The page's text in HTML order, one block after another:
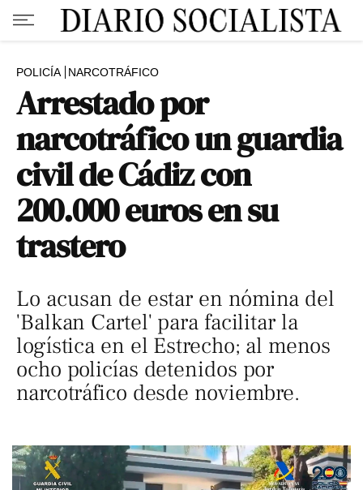
POLICÍA NARCOTRÁFICO
Arrestado por
narcotráfico un guardia
civil de Cádiz con
200.000 euros en su
trastero
Lo acusan de estar en nómina del
'Balkan Cartel' para facilitar la
logística en el Estrecho; al menos
ocho policías detenidos por
narcotráfico desde noviembre.